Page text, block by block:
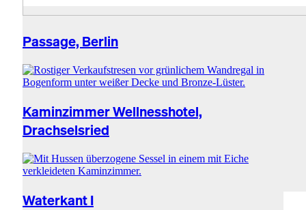
Passage, Berlin
Kaminzimmer Wellnesshotel,
Drachselsried
Waterkant I